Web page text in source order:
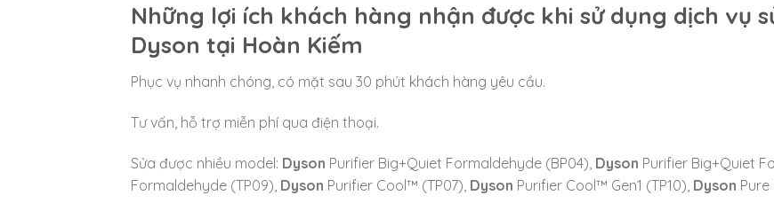
Những lợi ích khách hàng nhận được khi sử dụng dịch vụ
Dyson tại Hoàn Kiếm
Phục vụ nhanh chóng, có mặt sau 30 phút khách hàng yêu cầu.
Tư vấn, hỗ trợ miễn phí qua điện thoại.
Sửa được nhiều model: Dyson Purifier Big+Quiet Formaldehyde (BP04), Dyson Purifier Big+Quiet
Formaldehyde (TP09), Dyson Purifier Cool™ (TP07), Dyson Purifier Cool™ Gen1 (TP10), Dyson